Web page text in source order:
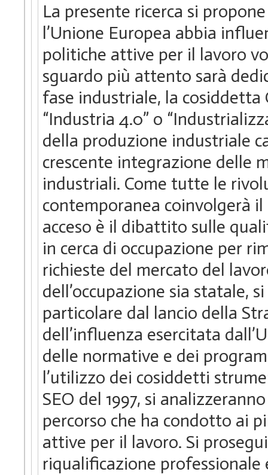
La presente ricerca si
l’Unione Europea abbia
politiche attive per il lavoro
sguardo più attento sarà
fase industriale, la
“Industria 4.0” o
della produzione industriale
crescente integrazione delle
industriali. Come tutte le
contemporanea coinvolgerà
acceso è il dibattito sulle
in cerca di occupazione per
richieste del mercato del
dell’occupazione sia statale,
particolare dal lancio della
dell’influenza esercitata
delle normative e dei
l’utilizzo dei cosiddetti
SEO del 1997, si
percorso che ha condotto ai
attive per il lavoro. Si
riqualificazione